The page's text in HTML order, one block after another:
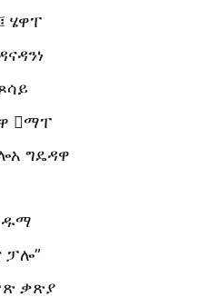
ሄዋፐ
ማፐ
ግዴዳዋ
ዱማ
ፓሎ”
ቃጽያ